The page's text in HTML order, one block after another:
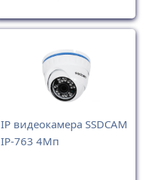
IP видеокамера SSDCAM
IP-763 4Мп